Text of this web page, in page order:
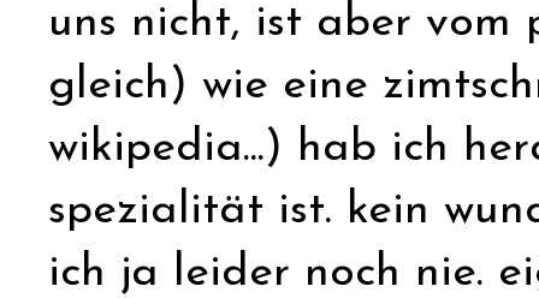
uns nicht, ist aber vom
gleich) wie eine
wikipedia...) hab ich
spezialität ist. kein
ich ja leider noch nie.